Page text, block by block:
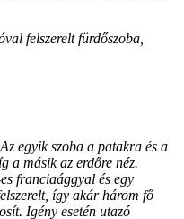
felszerelt fürdőszoba,
egyik szoba a patakra és a
a másik az erdőre néz.
franciaággyal és egy
így akár három fő
Igény esetén utazó